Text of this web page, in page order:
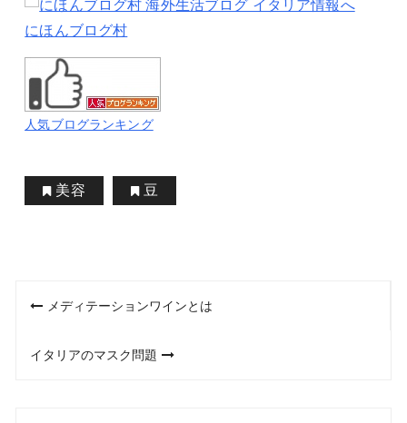
にほんブログ村
人気ブログランキング
美容 豆
投
ナ
メディテーションワインとは
イタリアのマスク問題